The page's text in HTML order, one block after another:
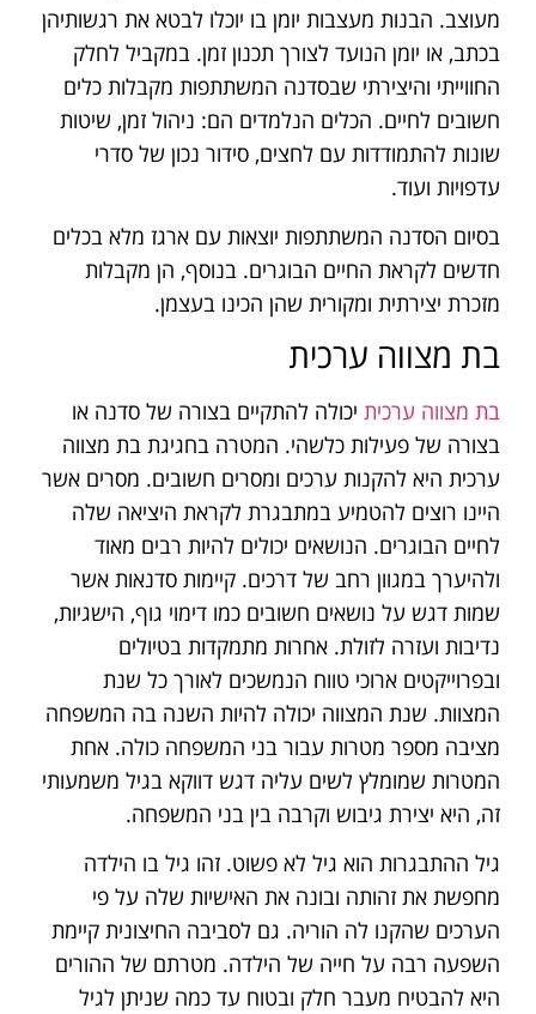
מעוצב. הבנות מעצבות יומן בו יוכלו לבטא את רגשותיהן
בכתב, או יומן הנועד לצורך תכנון זמן. במקביל לחלק
החווייתי והיצירתי שבסדנה המשתתפות מקבלות כלים
חשובים לחיים. הכלים הנלמדים הם: ניהול זמן, שיטות
שונות להתמודדות עם לחצים, סידור נכון של סדרי
עדפויות ועוד.
בסיום הסדנה המשתתפות יוצאות עם ארגז מלא בכלים
חדשים לקראת החיים הבוגרים. בנוסף, הן מקבלות
מזכרת יצירתית ומקורית שהן הכינו בעצמן.
בת מצווה ערכית
בת מצווה ערכית יכולה להתקיים בצורה של סדנה או
בצורה של פעילות כלשהי. המטרה בחגיגת בת מצווה
ערכית היא להקנות ערכים ומסרים חשובים. מסרים אשר
היינו רוצים להטמיע במתבגרת לקראת היציאה שלה
לחיים הבוגרים. הנושאים יכולים להיות רבים מאוד
ולהיערך במגוון רחב של דרכים. קיימות סדנאות אשר
שמות דגש על נושאים חשובים כמו דימוי גוף, הישגיות,
נדיבות ועזרה לזולת. אחרות מתמקדות בטיולים
ובפרוייקטים ארוכי טווח הנמשכים לאורך כל שנת
המצוות. שנת המצווה יכולה להיות השנה בה המשפחה
מציבה מספר מטרות עבור בני המשפחה כולה. אחת
המטרות שמומלץ לשים עליה דגש דווקא בגיל משמעותי
זה, היא יצירת גיבוש וקרבה בין בני המשפחה.
גיל ההתבגרות הוא גיל לא פשוט. זהו גיל בו הילדה
מחפשת את זהותה ובונה את האישיות שלה על פי
הערכים שהקנו לה הוריה. גם לסביבה החיצונית קיימת
השפעה רבה על חייה של הילדה. מטרתם של ההורים
היא להבטיח מעבר חלק ובטוח עד כמה שניתן לגיל